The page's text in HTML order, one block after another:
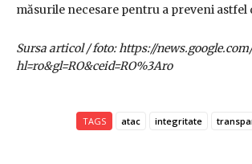
măsurile necesare pentru a preveni astfel
Sursa articol / foto: https://
hl=ro&gl=RO&ceid=RO%3Aro
TAGS atac integritate